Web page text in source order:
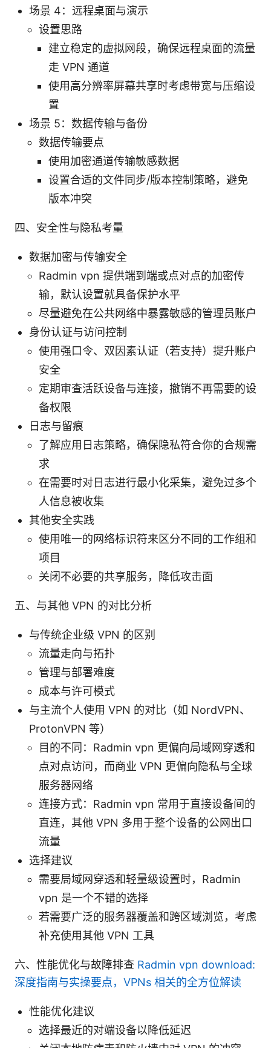
场景 4：远程桌面与演示
设置思路
建立稳定的虚拟网段，确保远程桌面的流量
走 VPN 通道
使用高分辨率屏幕共享时考虑带宽与压缩设
置
场景 5：数据传输与备份
数据传输要点
使用加密通道传输敏感数据
设置合适的文件同步/版本控制策略，避免
版本冲突
四、安全性与隐私考量
数据加密与传输安全
Radmin vpn 提供端到端或点对点的加密传
输，默认设置就具备保护水平
尽量避免在公共网络中暴露敏感的管理员账户
身份认证与访问控制
使用强口令、双因素认证（若支持）提升账户
安全
定期审查活跃设备与连接，撤销不再需要的设
备权限
日志与留痕
了解应用日志策略，确保隐私符合你的合规需
求
在需要时对日志进行最小化采集，避免过多个
人信息被收集
其他安全实践
使用唯一的网络标识符来区分不同的工作组和
项目
关闭不必要的共享服务，降低攻击面
五、与其他 VPN 的对比分析
与传统企业级 VPN 的区别
流量走向与拓扑
管理与部署难度
成本与许可模式
与主流个人使用 VPN 的对比（如 NordVPN、
ProtonVPN 等）
目的不同：Radmin vpn 更偏向局域网穿透和
点对点访问，而商业 VPN 更偏向隐私与全球
服务器网络
连接方式：Radmin vpn 常用于直接设备间的
直连，其他 VPN 多用于整个设备的公网出口
流量
选择建议
需要局域网穿透和轻量级设置时，Radmin
vpn 是一个不错的选择
若需要广泛的服务器覆盖和跨区域浏览，考虑
补充使用其他 VPN 工具
六、性能优化与故障排查 Radmin vpn download:
深度指南与实操要点，VPNs 相关的全方位解读
性能优化建议
选择最近的对端设备以降低延迟